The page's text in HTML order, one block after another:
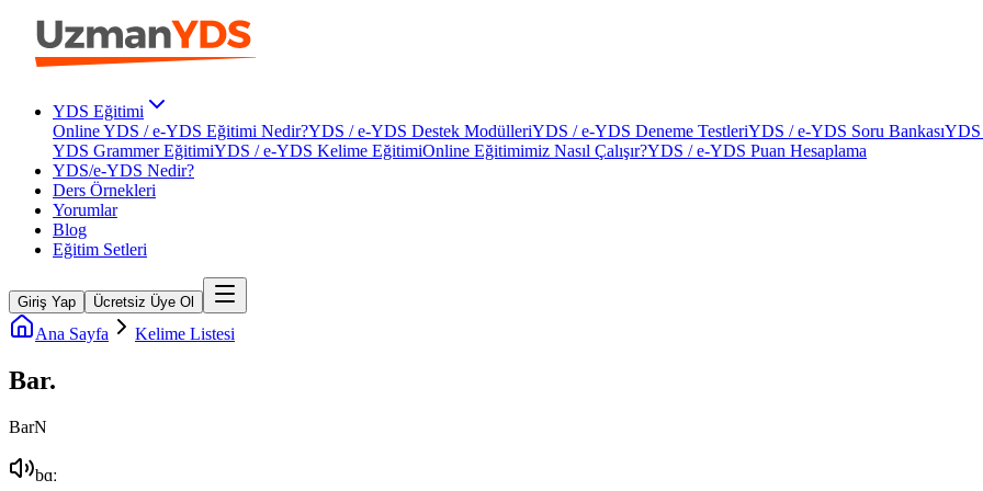
YDS Eğitimi
Online YDS / e-YDS Eğitimi Nedir?YDS / e-YDS Destek ModülleriYDS / e-YDS Deneme TestleriYDS / e-YDS Soru BankasıYDS
YDS Grammer EğitimiYDS / e-YDS Kelime EğitimiOnline Eğitimimiz Nasıl Çalışır?YDS / e-YDS Puan Hesaplama
YDS/e-YDS Nedir?
Ders Örnekleri
Yorumlar
Blog
Eğitim Setleri
Giriş Yap Ücretsiz Üye Ol
Ana Sayfa Kelime Listesi
Bar.
BarN
bɑː